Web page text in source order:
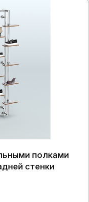
полками
стенки